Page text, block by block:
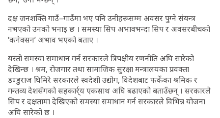
दक्ष जनशक्ति गाउँ–गाउँमा भए पनि उनीहरूसम्म अवसर पुग्ने संयन्त्र
नभएको उनको भनाइ छ । समस्या सिप अभावभन्दा सिप र अवसरबीचको
‘कनेक्सन’ अभाव भएको बताए ।
यस्तो समस्या समाधान गर्न सरकारले त्रिपक्षीय रणनीति अघि सारेको
देखिन्छ । श्रम, रोजगार तथा सामाजिक सुरक्षा मन्त्रालयका प्रवक्ता
डण्डुराज घिमिरे सरकारले स्वदेशी उद्योग, विदेशबाट फर्केका श्रमिक र
गन्तव्य देशसँगको सहकार्र्य एकसाथ अघि बढाएको बताउँछन् । सरकारले
सिप र दक्षतामा देखिएको समस्या समाधान गर्न सरकारले विभिन्न योजना
अघि सारेको छ ।